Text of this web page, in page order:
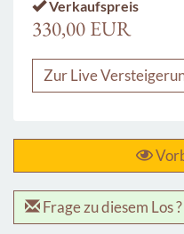
Verkaufspreis
330,00 EUR
Zur Live
Frage zu diesem Los ?